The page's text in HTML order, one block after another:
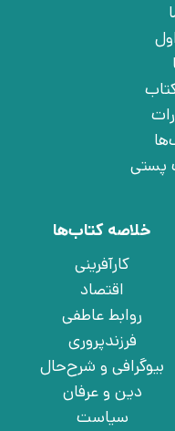
پستی
خلاصه کتاب‌ها
کارآفرینی
اقتصاد
روابط عاطفی
فرزندپروری
بیوگرافی و شرح‌حال
دین و عرفان
سیاست